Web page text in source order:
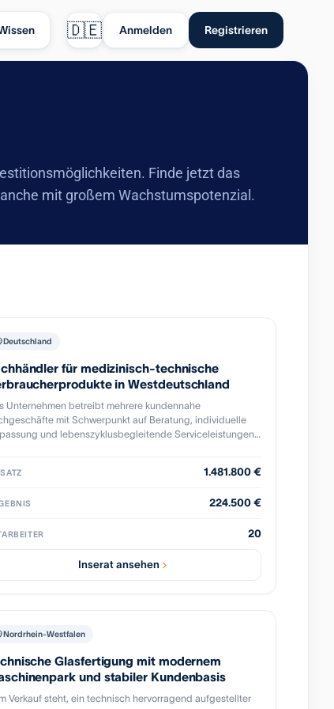
🇩🇪 Anmelden Registrieren
Finde jetzt das
mit großem Wachstumspotenzial.
Deutschland
für medizinisch-technische
in Westdeutschland
Unternehmen betreibt mehrere kundennahe
mit Schwerpunkt auf Beratung, individuelle
und lebenszyklusbegleitende Serviceleistungen
und Reparaturservices angeboten. Der
Leistungen sowie eine etablierte regionale
am Markt tätig. Das Wachstum erfolgte organisch
durch den kontinuierlichen Ausbau weiterer Standorte.
1.481.800 €
224.500 €
20
Inserat ansehen
Nordrhein-Westfalen
Glasfertigung mit modernem
und stabiler Kundenbasis
Verkauf steht, ein technisch hervorragend aufgestellter